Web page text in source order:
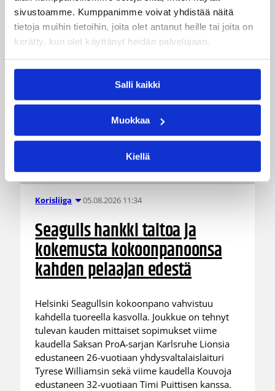
sivustoamme. Kumppanimme voivat yhdistää näitä
tietoja muihin tietoihin, joita olet antanut heille tai joita on
kerätty, kun olet käyttänyt heidän palvelujaan.
Salli kaikki
Muokkaa
Kiellä
Korisliiga 05.08.2026 11:34
Seagulls hankki taitoa ja
kokemusta kokoonpanoonsa
kahden pelaajan edestä
Helsinki Seagullsin kokoonpano vahvistuu
kahdella tuoreella kasvolla. Joukkue on tehnyt
tulevan kauden mittaiset sopimukset viime
kaudella Saksan ProA-sarjan Karlsruhe Lionsia
edustaneen 26-vuotiaan yhdysvaltalaislaituri
Tyrese Williamsin sekä viime kaudella Kouvoja
edustaneen 32-vuotiaan Timi Puittisen kanssa.